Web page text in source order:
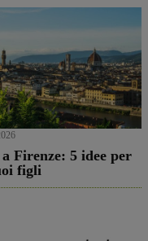
Firenze: 5 idee per
figli